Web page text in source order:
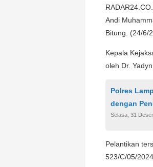
Andi
Bitung. (24/6/
Kepala
oleh Dr.
Polres
dengan
Selasa, 31
Pelantikan
523/C/05/